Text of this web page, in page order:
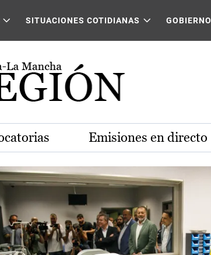
SITUACIONES COTIDIANAS GOBIERNO
Emisiones en directo